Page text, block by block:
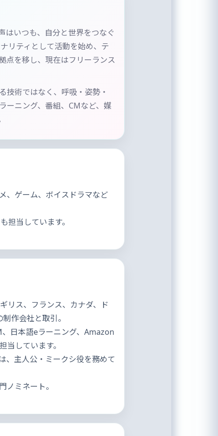
はいつも、自分と世界をつなぐ
リティとして活動を始め、テ
点を移し、現在はフリーランス
技術ではなく、呼吸・姿勢・
ーニング、番組、CMなど、媒
、ゲーム、ボイスドラマなど
担当しています。
リス、フランス、カナダ、ド
作会社と取引。
日本語eラーニング、Amazon
しています。
、主人公・ミークシ役を務めて
ミネート。